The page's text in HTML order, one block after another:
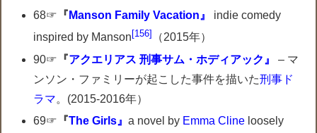
68☞ 『 Manson Family Vacation』
indie comedy
inspired by Manson [156]
（2015年）
90☞ 『アクエリアス 刑事サム・ホディアック』
– マ
ンソン・ファミリーが起こした事件を描いた刑事ド
ラマ。(2015-2016年）
69☞ 『The Girls』a novel by Emma Cline loosely